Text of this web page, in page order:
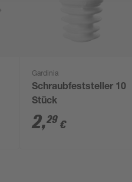
Gardinia
Schraubfeststeller 10
Stück
2,29 €